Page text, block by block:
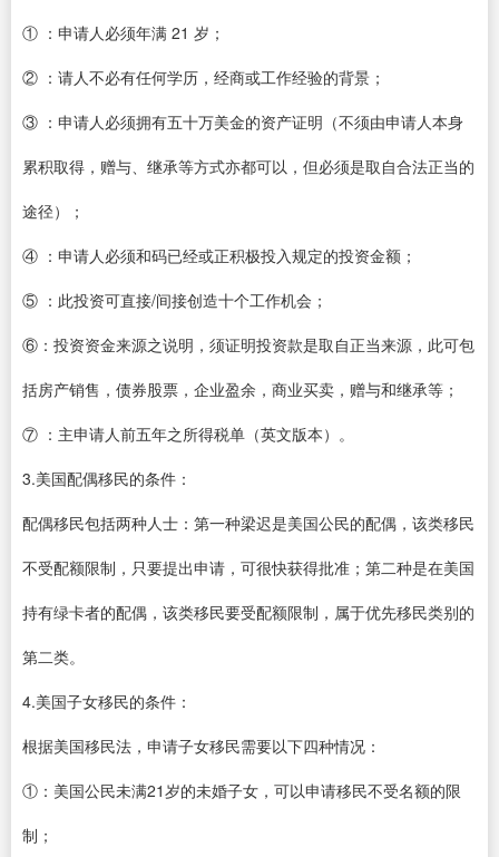
① ：申请人必须年满 21 岁；
② ：请人不必有任何学历，经商或工作经验的背景；
③ ：申请人必须拥有五十万美金的资产证明（不须由申请人本身
累积取得，赠与、继承等方式亦都可以，但必须是取自合法正当的
途径）；
④ ：申请人必须和码已经或正积极投入规定的投资金额；
⑤ ：此投资可直接/间接创造十个工作机会；
⑥：投资资金来源之说明，须证明投资款是取自正当来源，此可包
括房产销售，债券股票，企业盈余，商业买卖，赠与和继承等；
⑦ ：主申请人前五年之所得税单（英文版本）。
3.美国配偶移民的条件：
配偶移民包括两种人士：第一种梁迟是美国公民的配偶，该类移民
不受配额限制，只要提出申请，可很快获得批准；第二种是在美国
持有绿卡者的配偶，该类移民要受配额限制，属于优先移民类别的
第二类。
4.美国子女移民的条件：
根据美国移民法，申请子女移民需要以下四种情况：
①：美国公民未满21岁的未婚子女，可以申请移民不受名额的限
制；